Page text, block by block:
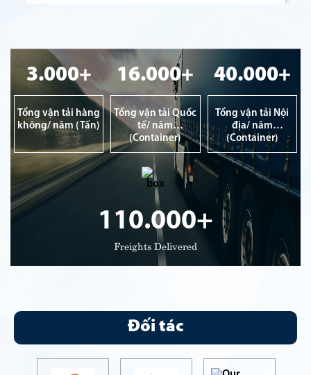
3.000+
Tổng vận tải hàng
không/ năm (Tấn)
16.000+
Tổng vận tải Quốc
tế/ năm
(Container)
40.000+
Tổng vận tải Nội
địa/ năm
(Container)
110.000+
Freights Delivered
Đối tác